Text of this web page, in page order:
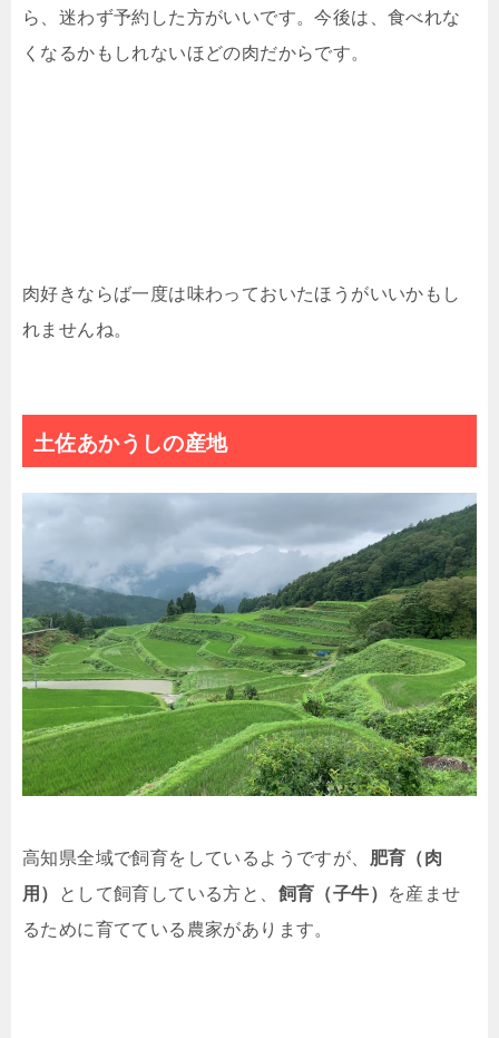
ら、迷わず予約した方がいいです。今後は、食べれな
くなるかもしれないほどの肉だからです。
肉好きならば一度は味わっておいたほうがいいかもし
れませんね。
土佐あかうしの産地
高知県全域で飼育をしているようですが、 肥育（肉
用）
として飼育している方と、 飼育（子牛）
を産ませ
るために育てている農家があります。